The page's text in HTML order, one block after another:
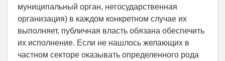
муниципальный орган, негосударственная
организация) в каждом конкретном случае их
выполняет, публичная власть обязана обеспечить
их исполнение. Если не нашлось желающих в
частном секторе оказывать определенного рода